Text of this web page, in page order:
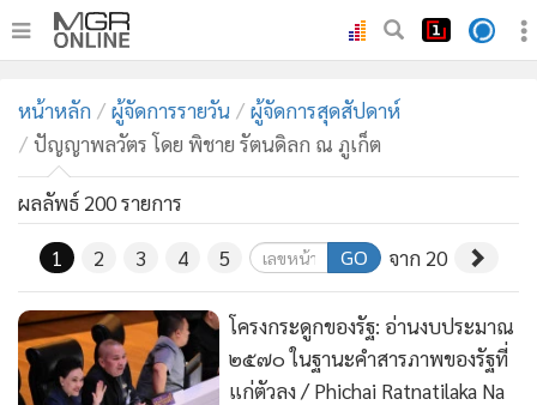
ทันเหตุการณ์
ภาคใต้
• ภูมิภาค
Online Section
บันเทิง
• ผู้จัดการรายวัน
• คอลัมนิสต์
•
ละคร
หน้าหลัก ผู้จัดการรายวัน
ผู้จัดการสุดสัปดาห์
ปัญญาพลวัตร โดย พิชาย รัตนดิลก ณ ภูเก็ต
ผลลัพธ์ 200 รายการ
1 2 3 4 5 GO จาก 20
โครงกระดูกของรัฐ: อ่านงบประมาณ
๒๕๗๐ ในฐานะคำสารภาพของรัฐที่
แก่ตัวลง / Phichai Ratnatilaka Na